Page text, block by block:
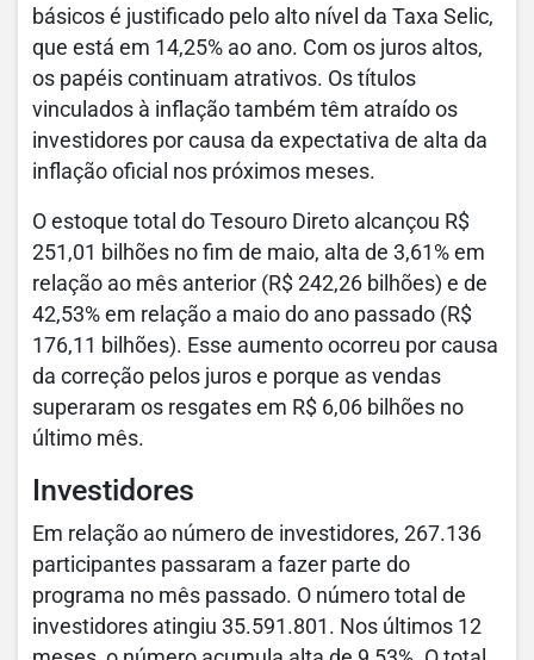
básicos é justificado pelo alto nível da Taxa Selic,
que está em 14,25% ao ano. Com os juros altos,
os papéis continuam atrativos. Os títulos
vinculados à inflação também têm atraído os
investidores por causa da expectativa de alta da
inflação oficial nos próximos meses.
O estoque total do Tesouro Direto alcançou R$
251,01 bilhões no fim de maio, alta de 3,61% em
relação ao mês anterior (R$ 242,26 bilhões) e de
42,53% em relação a maio do ano passado (R$
176,11 bilhões). Esse aumento ocorreu por causa
da correção pelos juros e porque as vendas
superaram os resgates em R$ 6,06 bilhões no
último mês.
Investidores
Em relação ao número de investidores, 267.136
participantes passaram a fazer parte do
programa no mês passado. O número total de
investidores atingiu 35.591.801. Nos últimos 12